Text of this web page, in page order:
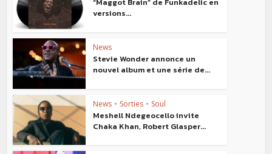
versions...
News
Stevie Wonder annonce un
nouvel album et une série de...
News • Sorties • Soul
Meshell Ndegeocello invite
Chaka Khan, Robert Glasper...